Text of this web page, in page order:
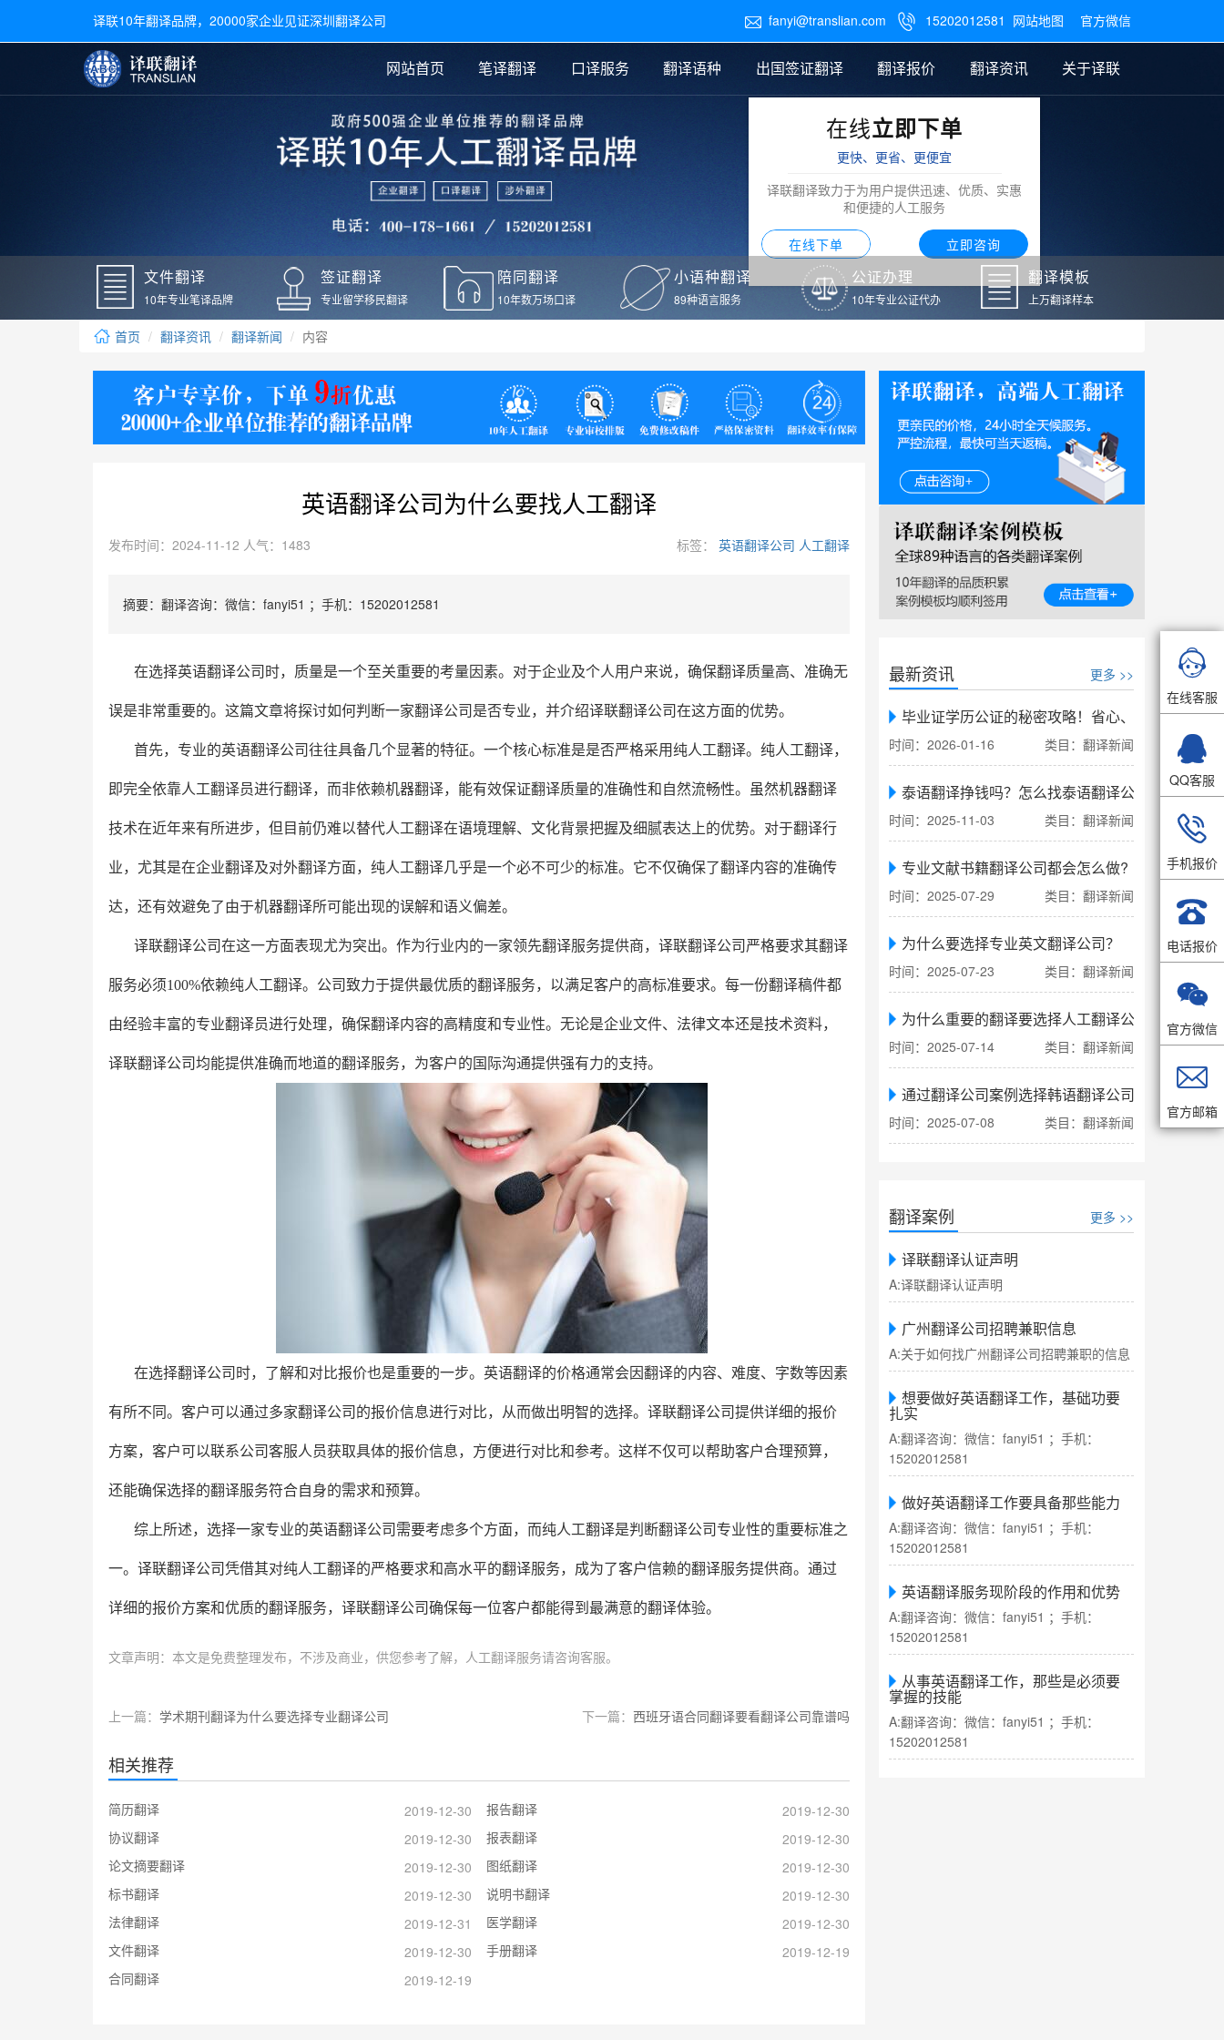
译联10年翻译品牌，20000家企业见证深圳翻译公司  fanyi@translian.com  15202012581 网站地图 官方微信
网站首页 笔译翻译
文件翻译 医学翻译 法律翻译 说明书翻译 图纸翻译
口译服务
广交会翻译 交替传译 同声传译
翻译语种
常用语种翻译
日语翻译
德语翻译
老挝语翻译 泰语翻译
葡萄牙语翻译
出国签证翻译
毕业证翻译
户口本翻译
学位证翻译
身份证翻译
签证材料翻译
银行流水翻译
驾照翻译
疫苗本翻译
新冠疫苗接种证明翻译
核酸检测报告英文版翻
译
翻译报价
笔译翻译报价
证件翻译报价
翻译资讯
公证样本
签证翻译
口译新闻
翻译新闻
关于译联
在线立即下单
更快、更省、更便宜
译联翻译致力于为用户提供迅速、优质、实惠
和便捷的人工服务
在线下单 立即咨询
文件翻译
10年专业笔译品牌
签证翻译
专业留学移民翻译
陪同翻译
10年数万场口译
小语种翻译
89种语言服务
公证办理
10年专业公证代办
翻译模板
上万翻译样本
首页 翻译资讯 翻译新闻 内容
英语翻译公司为什么要找人工翻译
发布时间：2024-11-12 人气：1483 标签： 英语翻译公司 人工翻译
摘要：翻译咨询：微信：fanyi51 ；手机：15202012581
在选择英语翻译公司时，质量是一个至关重要的考量因素。对于企业及个人用户来说，确保翻译质量高、准确无
误是非常重要的。这篇文章将探讨如何判断一家翻译公司是否专业，并介绍译联翻译公司在这方面的优势。
首先，专业的英语翻译公司往往具备几个显著的特征。一个核心标准是是否严格采用纯人工翻译。纯人工翻译，
即完全依靠人工翻译员进行翻译，而非依赖机器翻译，能有效保证翻译质量的准确性和自然流畅性。虽然机器翻译
技术在近年来有所进步，但目前仍难以替代人工翻译在语境理解、文化背景把握及细腻表达上的优势。对于翻译行
业，尤其是在企业翻译及对外翻译方面，纯人工翻译几乎是一个必不可少的标准。它不仅确保了翻译内容的准确传
达，还有效避免了由于机器翻译所可能出现的误解和语义偏差。
译联翻译公司在这一方面表现尤为突出。作为行业内的一家领先翻译服务提供商，译联翻译公司严格要求其翻译
服务必须100%依赖纯人工翻译。公司致力于提供最优质的翻译服务，以满足客户的高标准要求。每一份翻译稿件都
由经验丰富的专业翻译员进行处理，确保翻译内容的高精度和专业性。无论是企业文件、法律文本还是技术资料，
译联翻译公司均能提供准确而地道的翻译服务，为客户的国际沟通提供强有力的支持。
在选择翻译公司时，了解和对比报价也是重要的一步。英语翻译的价格通常会因翻译的内容、难度、字数等因素
有所不同。客户可以通过多家翻译公司的报价信息进行对比，从而做出明智的选择。译联翻译公司提供详细的报价
方案，客户可以联系公司客服人员获取具体的报价信息，方便进行对比和参考。这样不仅可以帮助客户合理预算，
还能确保选择的翻译服务符合自身的需求和预算。
综上所述，选择一家专业的英语翻译公司需要考虑多个方面，而纯人工翻译是判断翻译公司专业性的重要标准之
一。译联翻译公司凭借其对纯人工翻译的严格要求和高水平的翻译服务，成为了客户信赖的翻译服务提供商。通过
详细的报价方案和优质的翻译服务，译联翻译公司确保每一位客户都能得到最满意的翻译体验。
文章声明：本文是免费整理发布，不涉及商业，供您参考了解，人工翻译服务请咨询客服。
上一篇： 学术期刊翻译为什么要选择专业翻译公司 下一篇： 西班牙语合同翻译要看翻译公司靠谱吗
相关推荐
简历翻译 2019-12-30 报告翻译
2019-12-30
协议翻译
2019-12-30 报表翻译
2019-12-30
论文摘要翻译
2019-12-30 图纸翻译
2019-12-30
标书翻译
2019-12-30 说明书翻译
2019-12-30
法律翻译
2019-12-31 医学翻译
2019-12-30
文件翻译
2019-12-30 手册翻译
2019-12-19
合同翻译
2019-12-19
最新资讯 更多 >>
毕业证学历公证的秘密攻略！省心、省力、省时
时间：2026-01-16 类目：翻译新闻
泰语翻译挣钱吗？怎么找泰语翻译公司翻译
时间：2025-11-03 类目：翻译新闻
专业文献书籍翻译公司都会怎么做?
时间：2025-07-29 类目：翻译新闻
为什么要选择专业英文翻译公司？
时间：2025-07-23 类目：翻译新闻
为什么重要的翻译要选择人工翻译公司
时间：2025-07-14 类目：翻译新闻
通过翻译公司案例选择韩语翻译公司
时间：2025-07-08 类目：翻译新闻
翻译案例 更多 >>
译联翻译认证声明
A:译联翻译认证声明
广州翻译公司招聘兼职信息
A:关于如何找广州翻译公司招聘兼职的信息
想要做好英语翻译工作，基础功要
扎实
A:翻译咨询：微信：fanyi51 ；手机：
15202012581
做好英语翻译工作要具备那些能力
A:翻译咨询：微信：fanyi51 ；手机：
15202012581
英语翻译服务现阶段的作用和优势
A:翻译咨询：微信：fanyi51 ；手机：
15202012581
从事英语翻译工作，那些是必须要
掌握的技能
A:翻译咨询：微信：fanyi51 ；手机：
15202012581

在线客服

QQ客服

手机报价

电话报价

官方微信

官方邮箱